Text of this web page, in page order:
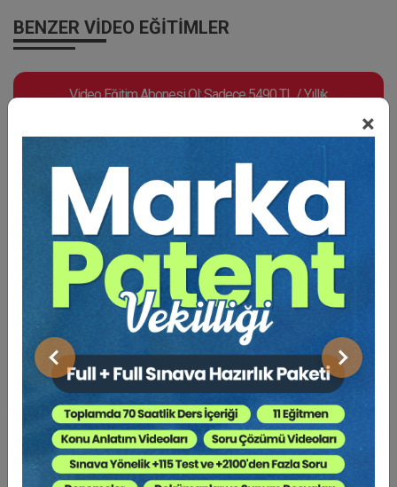
×
Önceki Sonraki
BENZER VIDEO EĞITIMLER
Video Eğitim Abonesi Ol: Sadece 5490 TL / Yıllık
Tüketici Hukuku Enstitüsü
Sosyal Güvenlik Hukuku - V. İş Hukuku Kongresi -
IV. Oturum Video Kaydı
360 TL Sepete Ekle